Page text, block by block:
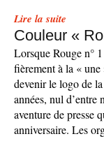
Lire la suite
Couleur «
Lorsque Rouge n°
fièrement à la «
devenir le logo de
années, nul d’entre
aventure de presse
anniversaire. Les